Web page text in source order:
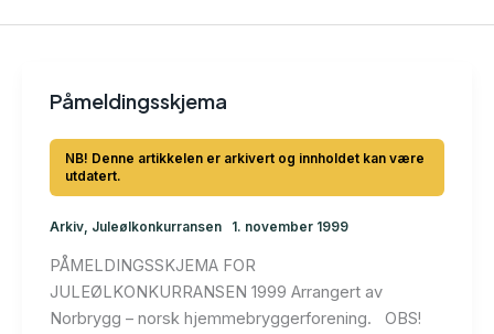
Påmeldingsskjema
Arkiv, Juleølkonkurransen 1. november 1999
PÅMELDINGSSKJEMA FOR
JULEØLKONKURRANSEN 1999 Arrangert av
Norbrygg – norsk hjemmebryggerforening. OBS!